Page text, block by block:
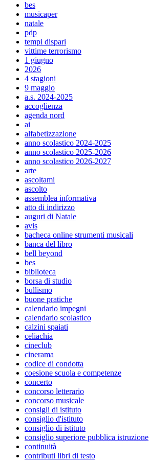
bes
musicaper
natale
pdp
tempi dispari
vittime terrorismo
1 giugno
2026
4 stagioni
9 maggio
a.s. 2024-2025
accoglienza
agenda nord
ai
alfabetizzazione
anno scolastico 2024-2025
anno scolastico 2025-2026
anno scolastico 2026-2027
arte
ascoltami
ascolto
assemblea informativa
atto di indirizzo
auguri di Natale
avis
bacheca online strumenti musicali
banca del libro
bell beyond
bes
biblioteca
borsa di studio
bullismo
buone pratiche
calendario impegni
calendario scolastico
calzini spaiati
celiachia
cineclub
cinerama
codice di condotta
coesione scuola e competenze
concerto
concorso letterario
concorso musicale
consigli di istituto
consiglio d'istituto
consiglio di istituto
consiglio superiore pubblica istruzione
continuità
contributi libri di testo